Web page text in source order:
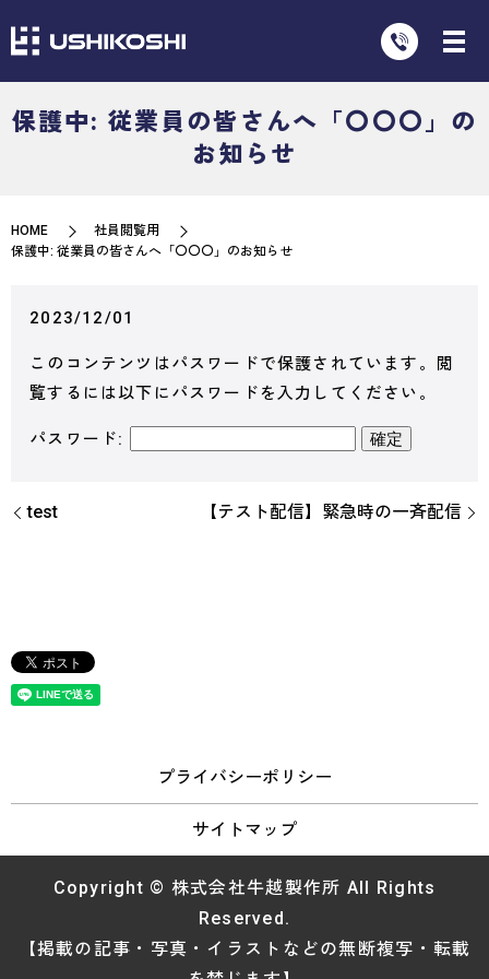
保護中: 従業員の皆さんへ「〇〇〇」の
お知らせ
HOME
社員閲覧用
保護中: 従業員の皆さんへ「〇〇〇」のお知らせ
2023/12/01
このコンテンツはパスワードで保護されています。閲
覧するには以下にパスワードを入力してください。
パスワード:
test 【テスト配信】緊急時の一斉配信
プライバシーポリシー
サイトマップ
Copyright © 株式会社牛越製作所 All Rights
Reserved.
【掲載の記事・写真・イラストなどの無断複写・転載